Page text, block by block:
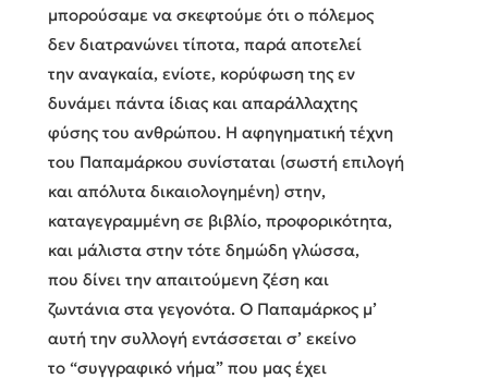
μπορούσαμε να σκεφτούμε ότι ο πόλεμος
δεν διατρανώνει τίποτα, παρά αποτελεί
την αναγκαία, ενίοτε, κορύφωση της εν
δυνάμει πάντα ίδιας και απαράλλαχτης
φύσης του ανθρώπου. Η αφηγηματική τέχνη
του Παπαμάρκου συνίσταται (σωστή επιλογή
και απόλυτα δικαιολογημένη) στην,
καταγεγραμμένη σε βιβλίο, προφορικότητα,
και μάλιστα στην τότε δημώδη γλώσσα,
που δίνει την απαιτούμενη ζέση και
ζωντάνια στα γεγονότα. Ο Παπαμάρκος μ’
αυτή την συλλογή εντάσσεται σ’ εκείνο
το “συγγραφικό νήμα” που μας έχει